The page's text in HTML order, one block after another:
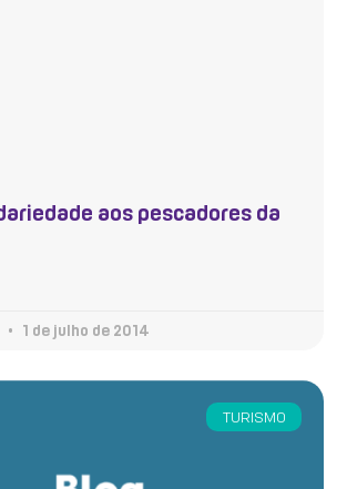
aos pescadores da
1 de julho de 2014
TURISMO